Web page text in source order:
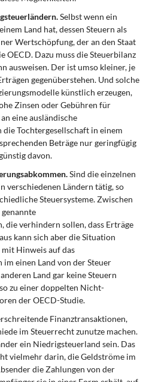
Selbst wenn ein
Land hat, dessen Steuern als
Wertschöpfung, der an den Staat
OECD. Dazu muss die Steuerbilanz
ausweisen. Der ist umso kleiner, je
gegenüberstehen. Und solche
künstlich erzeugen,
Zinsen oder Gebühren für
eine ausländische
Tochtergesellschaft in einem
Beträge nur geringfügig
davon.
Sind die einzelnen
verschiedenen Ländern tätig, so
Steuersysteme. Zwischen
die verhindern sollen, dass Erträge
kann sich aber die Situation
mit Hinweis auf das
einen Land von der Steuer
Land gar keine Steuern
zu einer doppelten Nicht-
der OECD-Studie.
Finanztransaktionen,
im Steuerrecht zunutze machen.
ein Niedrigsteuerland sein. Das
vielmehr darin, die Geldströme im
die Zahlungen von der